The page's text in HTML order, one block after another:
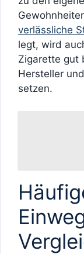
verlässliche
legt, wird
Zigarette gut
Hersteller
setzen.